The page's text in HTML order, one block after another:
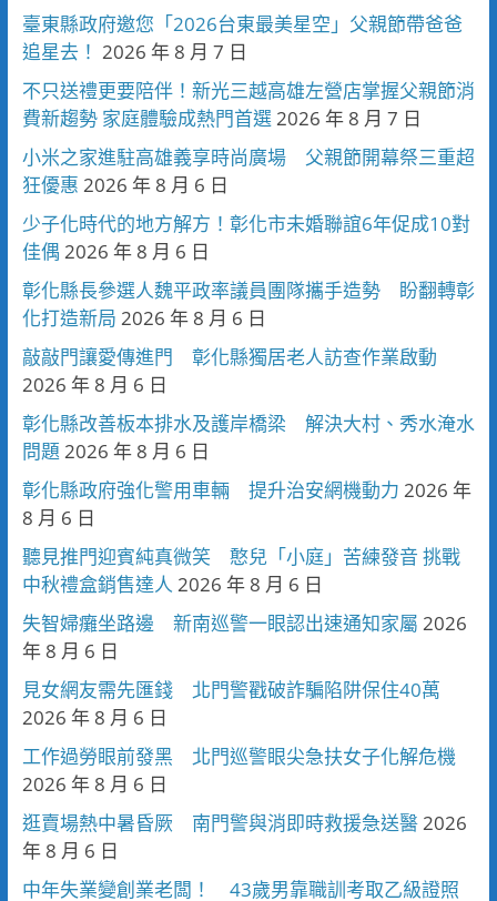
臺東縣政府邀您「2026台東最美星空」父親節帶爸爸
追星去！ 2026 年 8 月 7 日
不只送禮更要陪伴！新光三越高雄左營店掌握父親節消
費新趨勢 家庭體驗成熱門首選2026 年 8 月 7 日
小米之家進駐高雄義享時尚廣場 父親節開幕祭三重超
狂優惠 2026 年 8 月 6 日
少子化時代的地方解方！彰化市未婚聯誼6年促成10對
佳偶 2026 年 8 月 6 日
彰化縣長參選人魏平政率議員團隊攜手造勢 盼翻轉彰
化打造新局 2026 年 8 月 6 日
敲敲門讓愛傳進門 彰化縣獨居老人訪查作業啟動
2026 年 8 月 6 日
彰化縣改善板本排水及護岸橋梁 解決大村、秀水淹水
問題 2026 年 8 月 6 日
彰化縣政府強化警用車輛 提升治安網機動力 2026 年
8 月 6 日
聽見推門迎賓純真微笑 憨兒「小庭」苦練發音 挑戰
中秋禮盒銷售達人 2026 年 8 月 6 日
失智婦癱坐路邊 新南巡警一眼認出速通知家屬 2026
年 8 月 6 日
見女網友需先匯錢 北門警戳破詐騙陷阱保住40萬
2026 年 8 月 6 日
工作過勞眼前發黑 北門巡警眼尖急扶女子化解危機
2026 年 8 月 6 日
逛賣場熱中暑昏厥 南門警與消即時救援急送醫2026
年 8 月 6 日
中年失業變創業老闆！ 43歲男靠職訓考取乙級證照